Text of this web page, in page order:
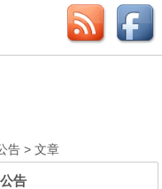
告 > 文章
告